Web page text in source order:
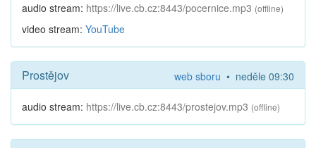
audio stream: https://live.cb.cz:8443/pocernice.mp3 (offline)
video stream: YouTube
web sboru • neděle 09:30
Prostějov
audio stream: https://live.cb.cz:8443/prostejov.mp3 (offline)